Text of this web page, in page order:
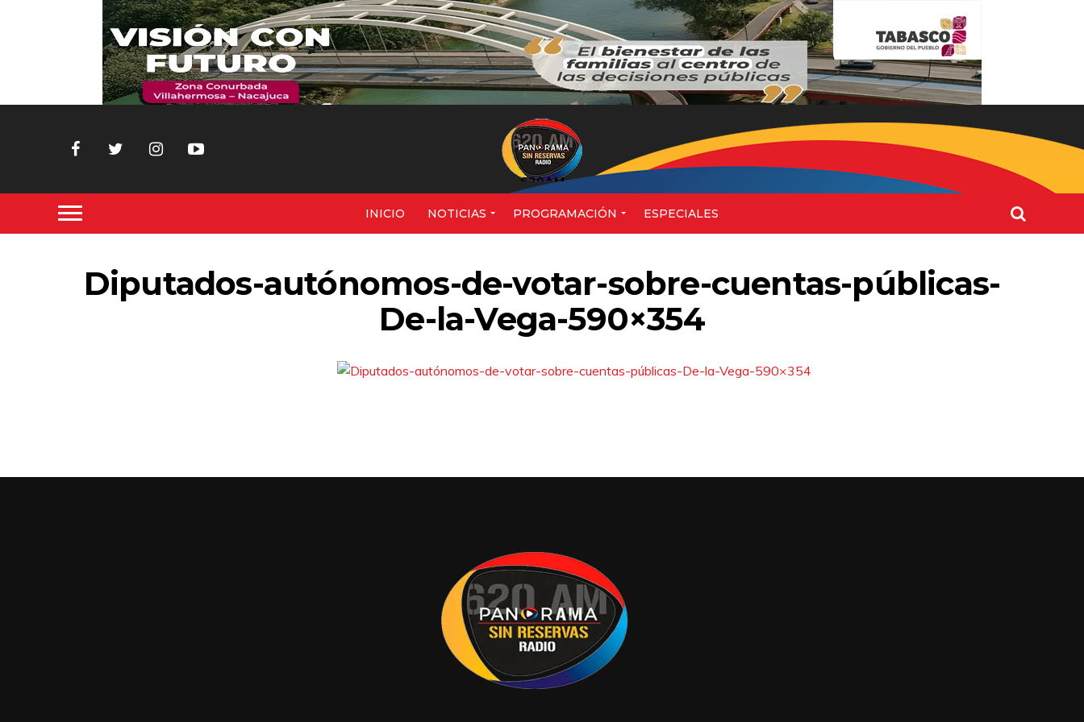
620AM
INICIO NOTICIAS PROGRAMACIÓN ESPECIALES
Diputados-autónomos-de-votar-sobre-cuentas-públicas-
De-la-Vega-590×354